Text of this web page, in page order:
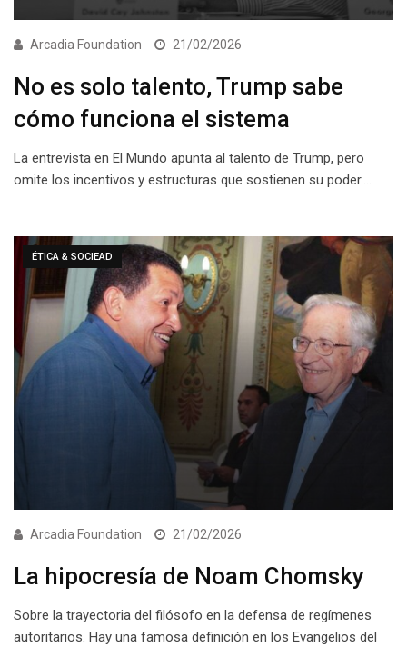
Arcadia Foundation 21/02/2026
No es solo talento, Trump sabe
cómo funciona el sistema
La entrevista en El Mundo apunta al talento de Trump, pero
omite los incentivos y estructuras que sostienen su poder.…
ÉTICA & SOCIEAD
Arcadia Foundation 21/02/2026
La hipocresía de Noam Chomsky
Sobre la trayectoria del filósofo en la defensa de regímenes
autoritarios. Hay una famosa definición en los Evangelios del